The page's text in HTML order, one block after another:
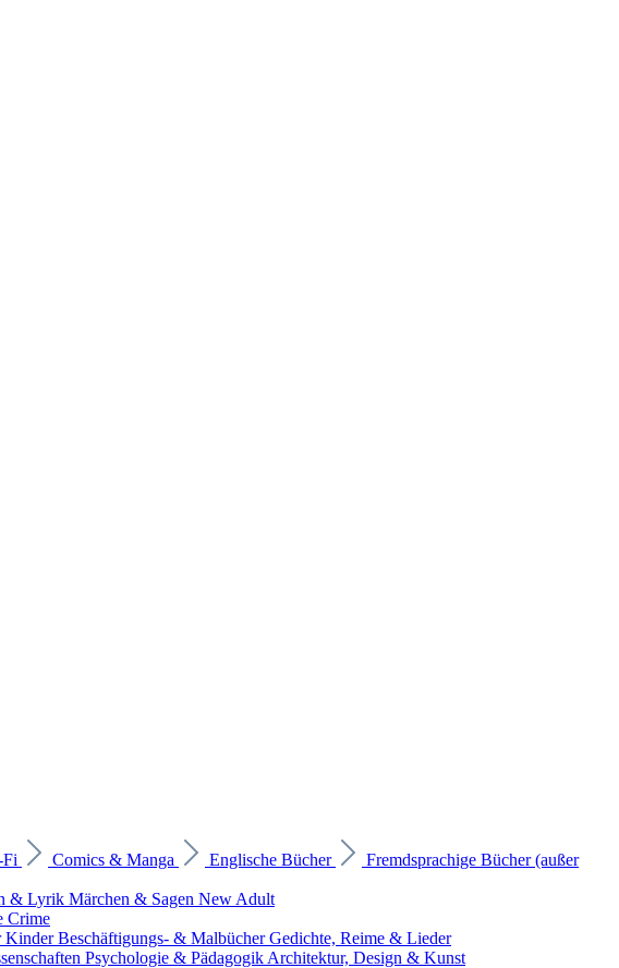
Fi Comics & Manga Englische Bücher
Fremdsprachige Bücher (außer
& Lyrik Märchen & Sagen New Adult
Crime
KinderBeschäftigungs- & MalbücherGedichte, Reime & Lieder
Psychologie & Pädagogik Architektur, Design & Kunst